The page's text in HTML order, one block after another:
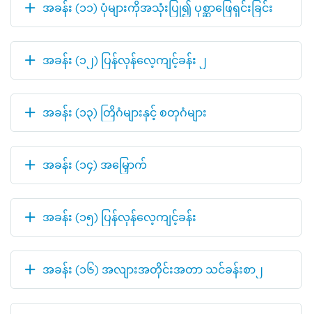
အခန်း (၁၁) ပုံများကိုအသုံးပြု၍ ပုစ္ဆာဖြေရှင်းခြင်း
အခန်း (၁၂) ပြန်လှန်လေ့ကျင့်ခန်း ၂
အခန်း (၁၃) တြိဂံများနှင့် စတုဂံများ
အခန်း (၁၄) အမြှောက်
အခန်း (၁၅) ပြန်လှန်လေ့ကျင့်ခန်း
အခန်း (၁၆) အလျားအတိုင်းအတာ သင်ခန်းစာ၂